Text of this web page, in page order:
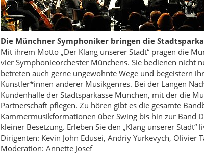
Die Münchner Symphoniker bringen die
Mit ihrem Motto „Der Klang unserer Stadt“ prägen die
vier Symphonieorchester Münchens. Sie bedienen nicht
betreten auch gerne ungewohnte Wege und begeistern
Künstler*innen anderer Musikgenres. Bei der Langen
Kundenhalle der Stadtsparkasse München, mit der die
Partnerschaft pflegen. Zu hören gibt es die gesamte
Kammermusikformationen über Swing bis hin zur Band
kleiner Besetzung. Erleben Sie den „Klang unserer
Dirigenten: Kevin John Edusei, Andriy Yurkevych, Olivier
Moderation: Annette Josef